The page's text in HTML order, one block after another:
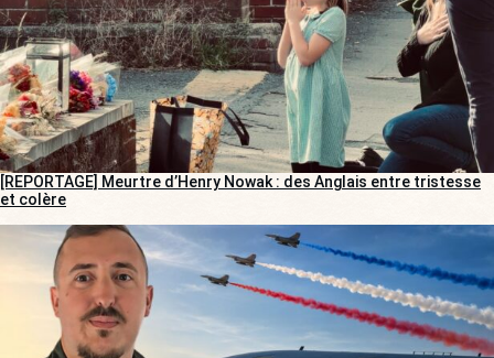
[REPORTAGE] Meurtre d’Henry Nowak : des Anglais entre tristesse
et colère